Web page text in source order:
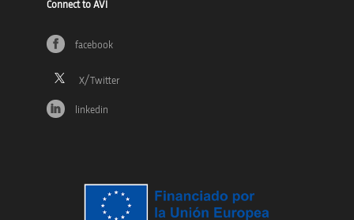
Connect to AVI
facebook
linkedin